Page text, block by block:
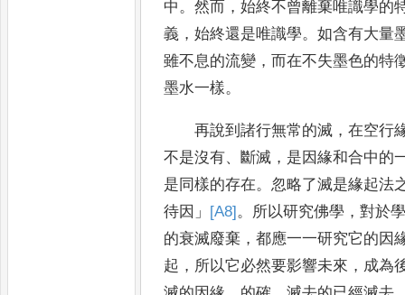
中。然而 ，始終不曾離棄唯識學的
義 ，始終還是唯識學。如含有大量
雖不息的流變 ， 而在不失墨色的特
墨水一樣。
再說到諸行無常的滅 ，在空行
不是沒有、 斷滅 ， 是因緣和合中的
是同樣的存在。忽略了滅是緣起法
待因 」 [A8] 。 所以研究佛學 ，對於
的衰滅廢棄 ，都應一一研究它的因
起 ， 所以它必然要影響未來 ， 成為